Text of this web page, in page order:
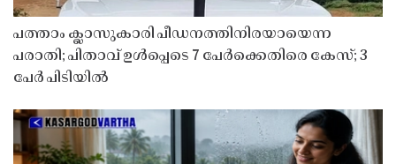
പത്താം ക്ലാസുകാരി പീഡനത്തിനിരയായെന്ന
പരാതി; പിതാവ് ഉൾപ്പെടെ 7 പേർക്കെതിരെ കേസ്; 3
പേർ പിടിയിൽ